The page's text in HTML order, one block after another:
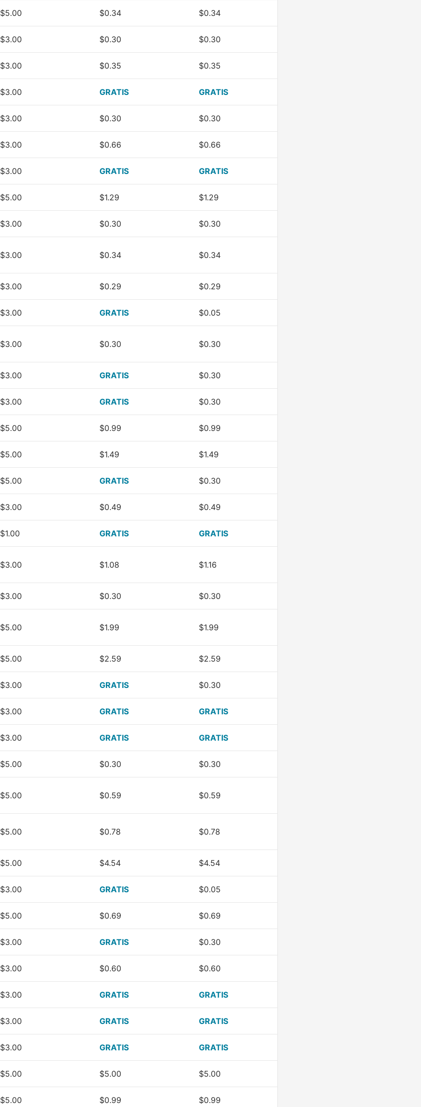
$5.00 $0.34 $0.34
$3.00 $0.30 $0.30
$3.00 $0.35 $0.35
$3.00 GRATIS GRATIS
$3.00 $0.30 $0.30
$3.00 $0.66 $0.66
$3.00 GRATIS GRATIS
$5.00 $1.29 $1.29
$3.00 $0.30 $0.30
$3.00 $0.34 $0.34
$3.00 $0.29 $0.29
$3.00 GRATIS $0.05
$3.00 $0.30 $0.30
$3.00 GRATIS $0.30
$3.00 GRATIS $0.30
$5.00 $0.99 $0.99
$5.00 $1.49 $1.49
$5.00 GRATIS $0.30
$3.00 $0.49 $0.49
$1.00 GRATIS GRATIS
$3.00 $1.08 $1.16
$3.00 $0.30 $0.30
$5.00 $1.99 $1.99
$5.00 $2.59 $2.59
$3.00 GRATIS $0.30
$3.00 GRATIS GRATIS
$3.00 GRATIS GRATIS
$5.00 $0.30 $0.30
$5.00 $0.59 $0.59
$5.00 $0.78 $0.78
$5.00 $4.54 $4.54
$3.00 GRATIS $0.05
$5.00 $0.69 $0.69
$3.00 GRATIS $0.30
$3.00 $0.60 $0.60
$3.00 GRATIS GRATIS
$3.00 GRATIS GRATIS
$3.00 GRATIS GRATIS
$5.00 $5.00 $5.00
$5.00 $0.99 $0.99